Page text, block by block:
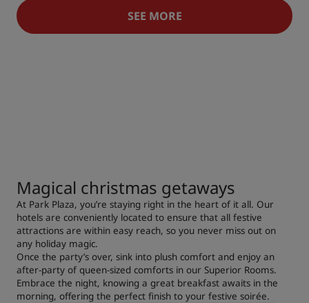
SEE MORE
Magical christmas getaways
At Park Plaza, you’re staying right in the heart of it all. Our
hotels are conveniently located to ensure that all festive
attractions are within easy reach, so you never miss out on
any holiday magic.
Once the party’s over, sink into plush comfort and enjoy an
after-party of queen-sized comforts in our Superior Rooms.
Embrace the night, knowing a great breakfast awaits in the
morning, offering the perfect finish to your festive soirée.